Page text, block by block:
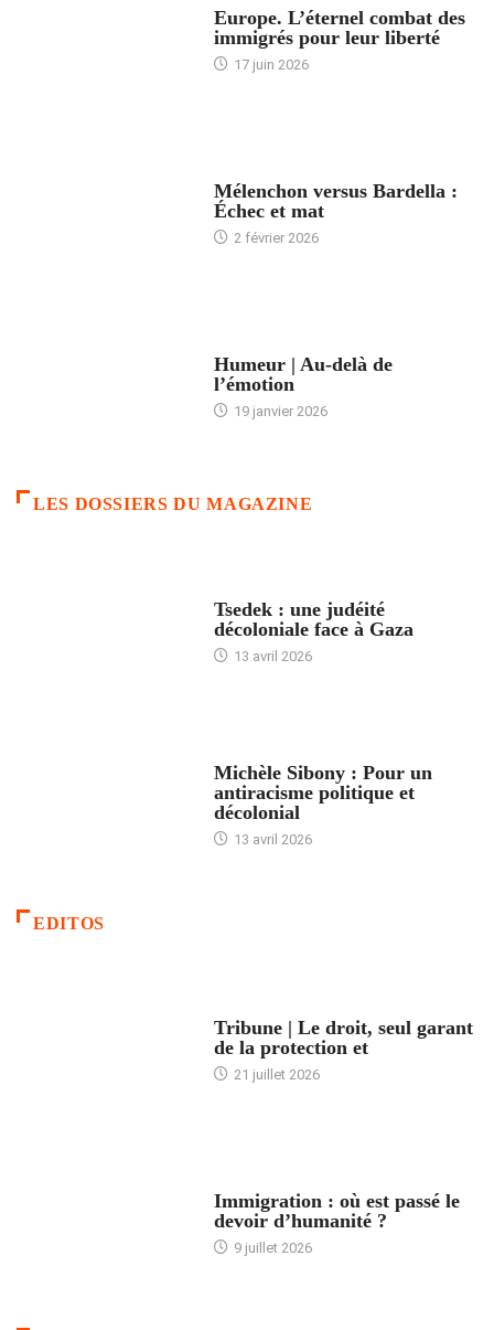
Europe. L’éternel combat des
immigrés pour leur liberté
17 juin 2026
Mélenchon versus Bardella :
Échec et mat
2 février 2026
Humeur | Au-delà de
l’émotion
19 janvier 2026
LES DOSSIERS DU MAGAZINE
Tsedek : une judéité
décoloniale face à Gaza
13 avril 2026
Michèle Sibony : Pour un
antiracisme politique et
décolonial
13 avril 2026
EDITOS
Tribune | Le droit, seul garant
de la protection et
21 juillet 2026
Immigration : où est passé le
devoir d’humanité ?
9 juillet 2026